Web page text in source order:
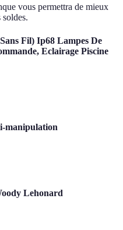
vous permettra de mieux
Fil) Ip68 Lampes De
Eclairage Piscine
manipulation
Lehonard